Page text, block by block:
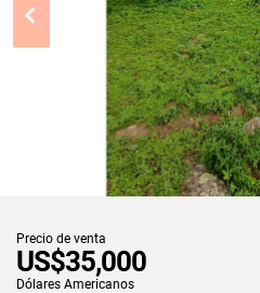
Precio de venta
US$35,000
Dólares Americanos